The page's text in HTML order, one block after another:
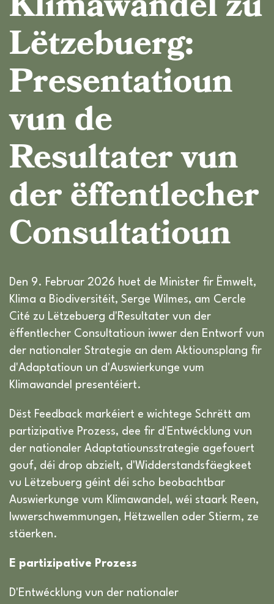
Lëtzebuerg:
Presentatioun
vun de
Resultater vun
der ëffentlecher
Consultatioun
Den 9. Februar 2026 huet de Minister fir Ëmwelt,
Klima a Biodiversitéit, Serge Wilmes, am Cercle
Cité zu Lëtzebuerg d'Resultater vun der
ëffentlecher Consultatioun iwwer den Entworf vun
der nationaler Strategie an dem Aktiounsplang fir
d'Adaptatioun un d'Auswierkunge vum
Klimawandel presentéiert.
Dëst Feedback markéiert e wichtege Schrëtt am
partizipative Prozess, dee fir d'Entwécklung vun
der nationaler Adaptatiounsstrategie agefouert
gouf, déi drop abzielt, d'Widderstandsfäegkeet
vu Lëtzebuerg géint déi scho beobachtbar
Auswierkunge vum Klimawandel, wéi staark Reen,
Iwwerschwemmungen, Hëtzwellen oder Stierm, ze
stäerken.
E partizipative Prozess
D'Entwécklung vun der nationaler